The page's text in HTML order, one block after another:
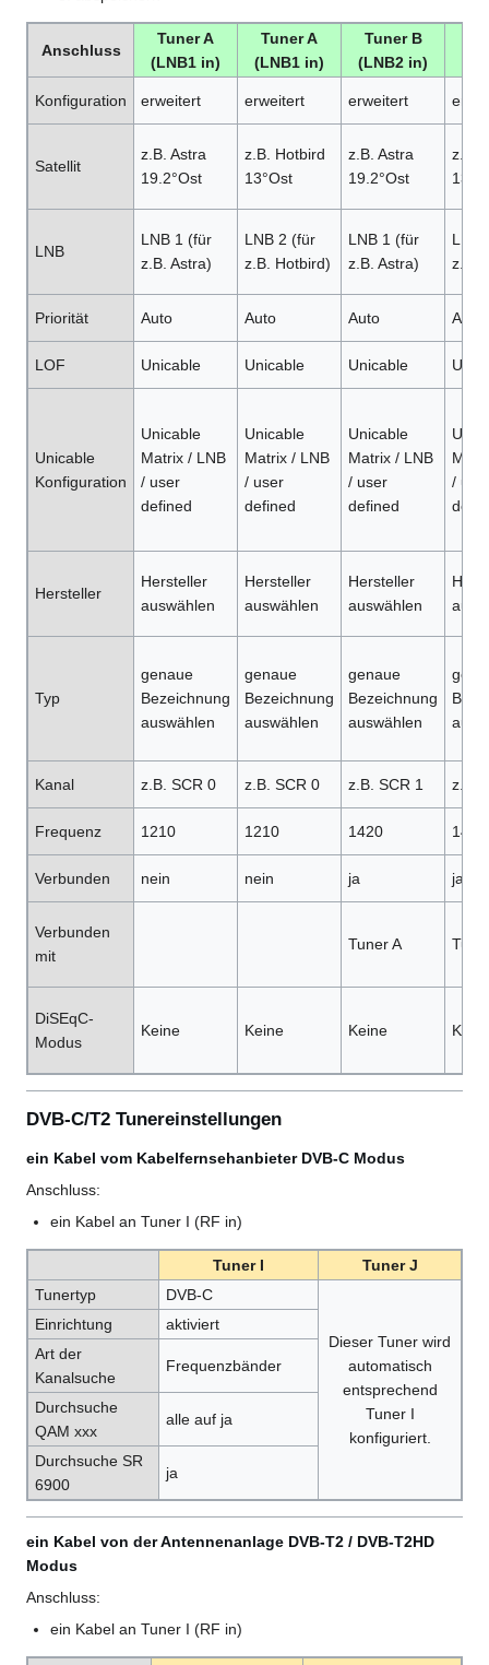
Anschluss
Tuner A
(LNB1 in)
Tuner A
(LNB1 in)
Tuner B
(LNB2 in)
Konfiguration erweitert erweitert erweitert
Satellit
z.B. Astra
19.2°Ost
z.B. Hotbird
13°Ost
z.B. Astra
19.2°Ost
z.B.
LNB
LNB 1 (für
z.B. Astra)
LNB 2 (für
z.B. Hotbird)
LNB 1 (für
z.B. Astra)
LNB
z.B.
Priorität Auto Auto Auto Auto
LOF Unicable Unicable Unicable
Unicable
Konfiguration
Unicable
Matrix / LNB
/ user
defined
Unicable
Matrix / LNB
/ user
defined
Unicable
Matrix / LNB
/ user
defined
/
Hersteller
Hersteller
auswählen
Hersteller
auswählen
Hersteller
auswählen
Typ
genaue
Bezeichnung
auswählen
genaue
Bezeichnung
auswählen
genaue
Bezeichnung
auswählen
Kanal z.B. SCR 0 z.B. SCR 0 z.B. SCR 1 z.B.
Frequenz 1210 1210 1420 1420
Verbunden nein nein ja ja
Verbunden
mit
Tuner A
DiSEqC-
Modus
Keine Keine Keine
DVB-C/T2 Tunereinstellungen
ein Kabel vom Kabelfernsehanbieter DVB-C Modus
Anschluss:
ein Kabel an Tuner I (RF in)
Tuner I
Tuner J
Tunertyp
DVB-C
Dieser Tuner wird
automatisch
entsprechend
Tuner I
konfiguriert.
Einrichtung
aktiviert
Art der
Kanalsuche
Frequenzbänder
Durchsuche
QAM xxx
alle auf ja
Durchsuche SR
6900
ja
ein Kabel von der Antennenanlage DVB-T2 / DVB-T2HD
Modus
Anschluss:
ein Kabel an Tuner I (RF in)